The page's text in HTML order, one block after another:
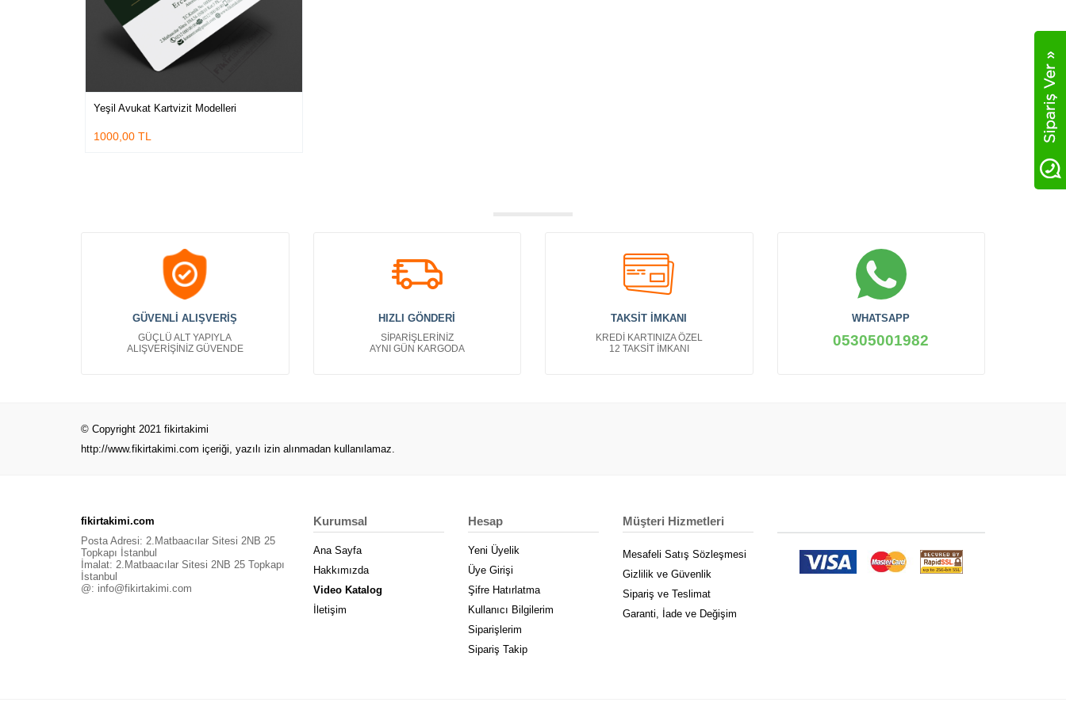
Yeşil Avukat Kartvizit Modelleri
1000,00 TL
GÜVENLİ ALIŞVERİŞ
GÜÇLÜ ALT YAPIYLA
ALIŞVERİŞİNİZ GÜVENDE
HIZLI GÖNDERİ
SİPARİŞLERİNİZ
AYNI GÜN KARGODA
TAKSİT İMKANI
KREDİ KARTINIZA ÖZEL
12 TAKSİT İMKANI
WHATSAPP
05305001982
© Copyright 2021 fikirtakimi
http://www.fikirtakimi.com içeriği, yazılı izin alınmadan kullanılamaz.
fikirtakimi.com
Posta Adresi: 2.Matbaacılar Sitesi 2NB 25
Topkapı İstanbul
İmalat: 2.Matbaacılar Sitesi 2NB 25 Topkapı
İstanbul
@: info@fikirtakimi.com
Kurumsal
Ana Sayfa
Hakkımızda
Video Katalog
İletişim
Hesap
Yeni Üyelik
Üye Girişi
Şifre Hatırlatma
Kullanıcı Bilgilerim
Siparişlerim
Sipariş Takip
Müşteri Hizmetleri
Mesafeli Satış Sözleşmesi
Gizlilik ve Güvenlik
Sipariş ve Teslimat
Garanti, İade ve Değişim